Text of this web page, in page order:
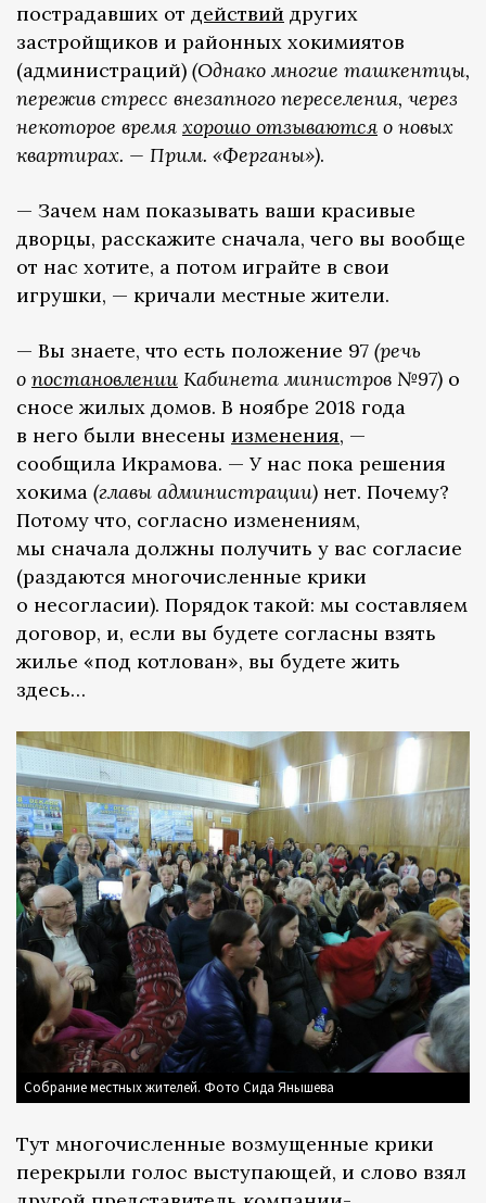
пострадавших от действий других
застройщиков и районных хокимиятов
(администраций) (Однако многие ташкентцы,
пережив стресс внезапного переселения, через
некоторое время хорошо отзываются о новых
квартирах. — Прим. «Ферганы»).
— Зачем нам показывать ваши красивые
дворцы, расскажите сначала, чего вы вообще
от нас хотите, а потом играйте в свои
игрушки, — кричали местные жители.
— Вы знаете, что есть положение 97 (речь
о постановлении Кабинета министров №97) о
сносе жилых домов. В ноябре 2018 года
в него были внесены изменения, —
сообщила Икрамова. — У нас пока решения
хокима (главы администрации) нет. Почему?
Потому что, согласно изменениям,
мы сначала должны получить у вас согласие
(раздаются многочисленные крики
о несогласии). Порядок такой: мы составляем
договор, и, если вы будете согласны взять
жилье «под котлован», вы будете жить
здесь…
Собрание местных жителей. Фото Сида Янышева
Тут многочисленные возмущенные крики
перекрыли голос выступающей, и слово взял